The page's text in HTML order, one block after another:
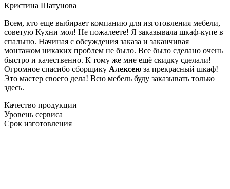
Кристина Шатунова
Всем, кто еще выбирает компанию для изготовления мебели,
советую Кухни мол! Не пожалеете! Я заказывала шкаф-купе в
спальню. Начиная с обсуждения заказа и заканчивая
монтажом никаких проблем не было. Все было сделано очень
быстро и качественно. К тому же мне ещё скидку сделали!
Огромное спасибо сборщику Алексею за прекрасный шкаф!
Это мастер своего дела! Всю мебель буду заказывать только
здесь.
Качество продукции
Уровень сервиса
Срок изготовления